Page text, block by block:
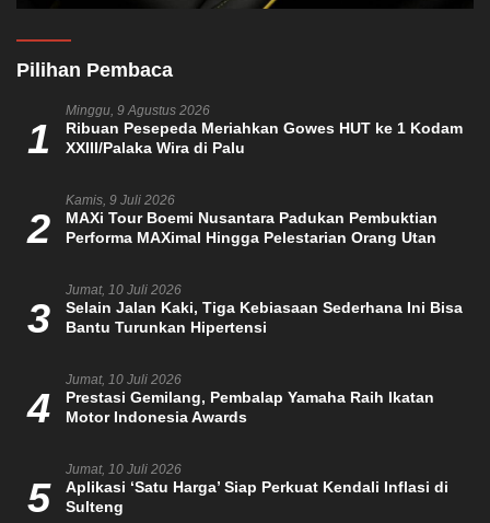
Pilihan Pembaca
1
Minggu, 9 Agustus 2026
Ribuan Pesepeda Meriahkan Gowes HUT ke 1 Kodam
XXIII/Palaka Wira di Palu
2
Kamis, 9 Juli 2026
MAXi Tour Boemi Nusantara Padukan Pembuktian
Performa MAXimal Hingga Pelestarian Orang Utan
3
Jumat, 10 Juli 2026
Selain Jalan Kaki, Tiga Kebiasaan Sederhana Ini Bisa
Bantu Turunkan Hipertensi
4
Jumat, 10 Juli 2026
Prestasi Gemilang, Pembalap Yamaha Raih Ikatan
Motor Indonesia Awards
5
Jumat, 10 Juli 2026
Aplikasi ‘Satu Harga’ Siap Perkuat Kendali Inflasi di
Sulteng